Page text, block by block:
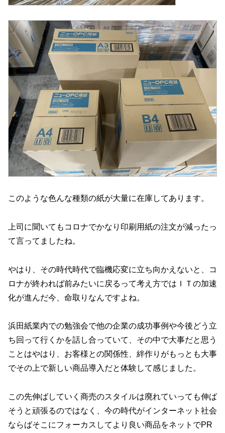
このような色んな種類の紙が大量に在庫してあります。
上司に聞いてもコロナでかなり印刷用紙の注文が減ったっ
て言ってましたね。
やはり、その時代時代で臨機応変に立ち向かえないと、コ
ロナが終われば前みたいに戻るって考え方ではＩＴの加速
化が進んだ今、命取りなんですよね。
浜田紙業内での勉強会で他の企業の成功事例や今後どう立
ち回って行くかを話し合っていて、その中で大事だと思う
ことはやはり、お客様との関係性、絆作りがもっとも大事
でその上で新しい商品導入だと体験して感じました。
この先伸ばしていく商売のスタイルは廃れていっても伸ば
そうと頑張るのではなく、今の時代がインターネット社会
ならばそこにフォーカスしてより良い商品をネットでPR